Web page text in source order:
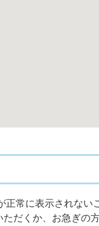
常に表示されない
だくか、お急ぎの